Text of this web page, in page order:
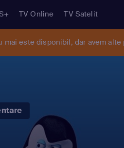
TV Online TV Satelit
mai este disponibil, dar avem